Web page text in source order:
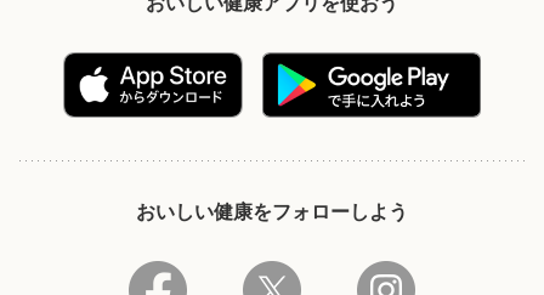
おいしい健康をフォローしよう